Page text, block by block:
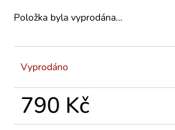
Položka byla vyprodána…
Vyprodáno
790 Kč
Měrná